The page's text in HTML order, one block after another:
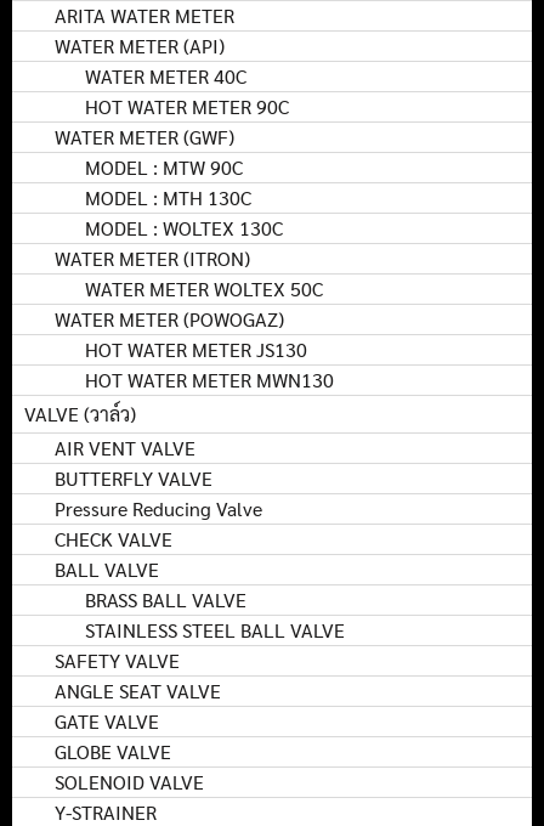
ARITA WATER METER
WATER METER (API)
WATER METER 40C
HOT WATER METER 90C
WATER METER (GWF)
MODEL : MTW 90C
MODEL : MTH 130C
MODEL : WOLTEX 130C
WATER METER (ITRON)
WATER METER WOLTEX 50C
WATER METER (POWOGAZ)
HOT WATER METER JS130
HOT WATER METER MWN130
VALVE (วาล์ว)
AIR VENT VALVE
BUTTERFLY VALVE
Pressure Reducing Valve
CHECK VALVE
BALL VALVE
BRASS BALL VALVE
STAINLESS STEEL BALL VALVE
SAFETY VALVE
ANGLE SEAT VALVE
GATE VALVE
GLOBE VALVE
SOLENOID VALVE
Y-STRAINER